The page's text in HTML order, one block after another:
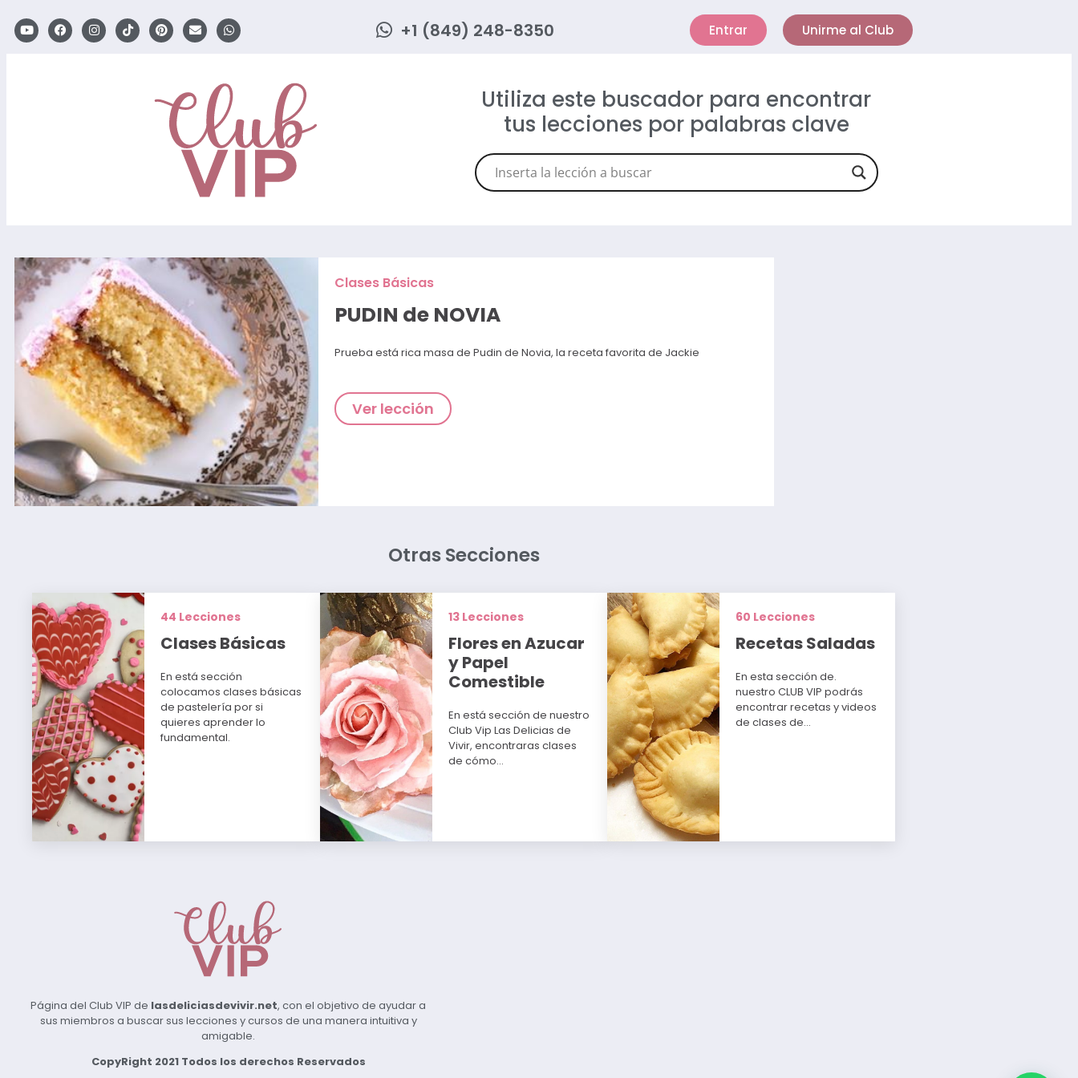
+1 (849) 248-8350 Entrar Unirme al Club
Utiliza este buscador para encontrar
tus lecciones por palabras clave
Clases Básicas
PUDIN de NOVIA
Prueba está rica masa de Pudin de Novia, la receta favorita de Jackie
Ver lección
Otras Secciones
44 Lecciones
Clases Básicas
En está sección
colocamos clases básicas
de pastelería por si
quieres aprender lo
fundamental.
13 Lecciones
Flores en Azucar
y Papel
Comestible
En está sección de nuestro
Club Vip Las Delicias de
Vivir, encontraras clases
de cómo…
60 Lecciones
Recetas Saladas
En esta sección de.
nuestro CLUB VIP podrás
encontrar recetas y videos
de clases de…
Página del Club VIP de lasdeliciasdevivir.net, con el objetivo de ayudar a
sus miembros a buscar sus lecciones y cursos de una manera intuitiva y
amigable.
CopyRight 2021 Todos los derechos Reservados